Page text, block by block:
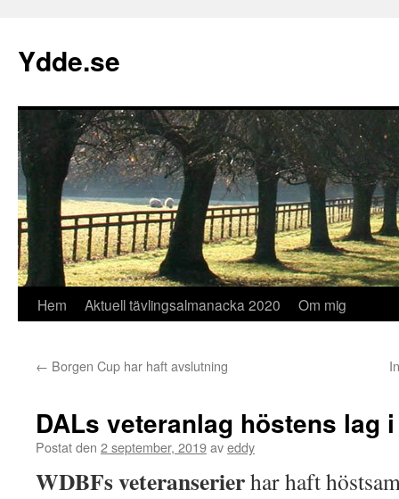
innehåll
Ydde.se
Hem Aktuell tävlingsalmanacka 2020 Om mig
← Borgen Cup har haft avslutning
DALs veteranlag höstens lag
Postat den 2 september, 2019aveddy
WDBFs veteranserierhar haft